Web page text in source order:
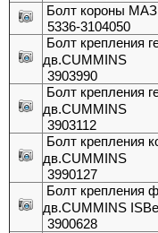
Болт короны
5336-3104050
Болт крепления
дв.CUMMINS
3903990
Болт крепления
дв.CUMMINS
3903112
Болт крепления
дв.CUMMINS
3990127
Болт крепления
дв.CUMMINS
3900628